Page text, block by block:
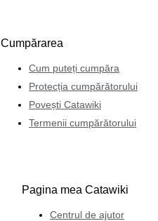
Cumpărarea
Cum puteți cumpăra
Protecția cumpărătorului
Povești Catawiki
Termenii cumpărătorului
Pagina mea Catawiki
Centrul de ajutor